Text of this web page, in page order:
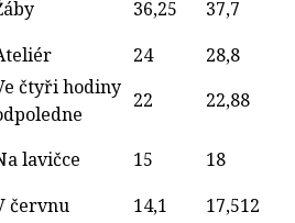
36,25
37,7
24
28,8
čtyři hodiny
22 22,88
lavičce 15
18
červnu 14,1
17,512